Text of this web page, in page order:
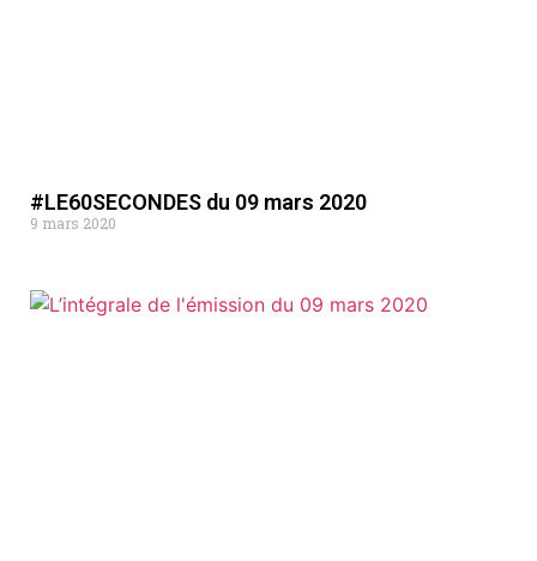
#LE60SECONDES du 09 mars 2020
9 mars 2020